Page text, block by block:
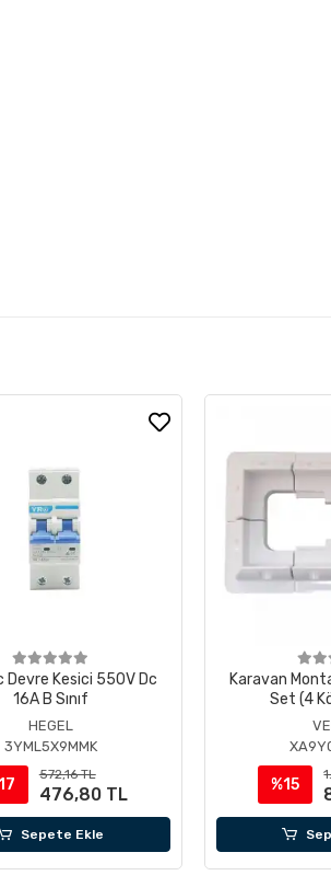
Devre Kesici 550V Dc
16A B Sınıf
HEGEL
3YML5X9MMK
572,16 TL
476,80 TL
Sepete Ekle
Karavan
Set (4
%15